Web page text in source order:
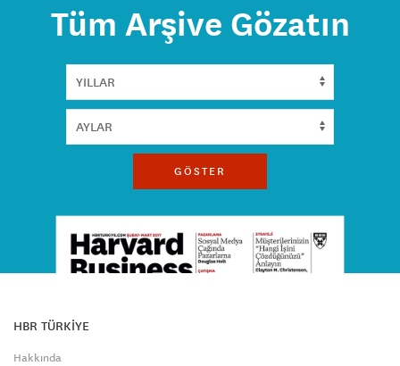
Tüm Arşive Gözatın
GÖSTER
HBR TÜRKİYE
Hakkında